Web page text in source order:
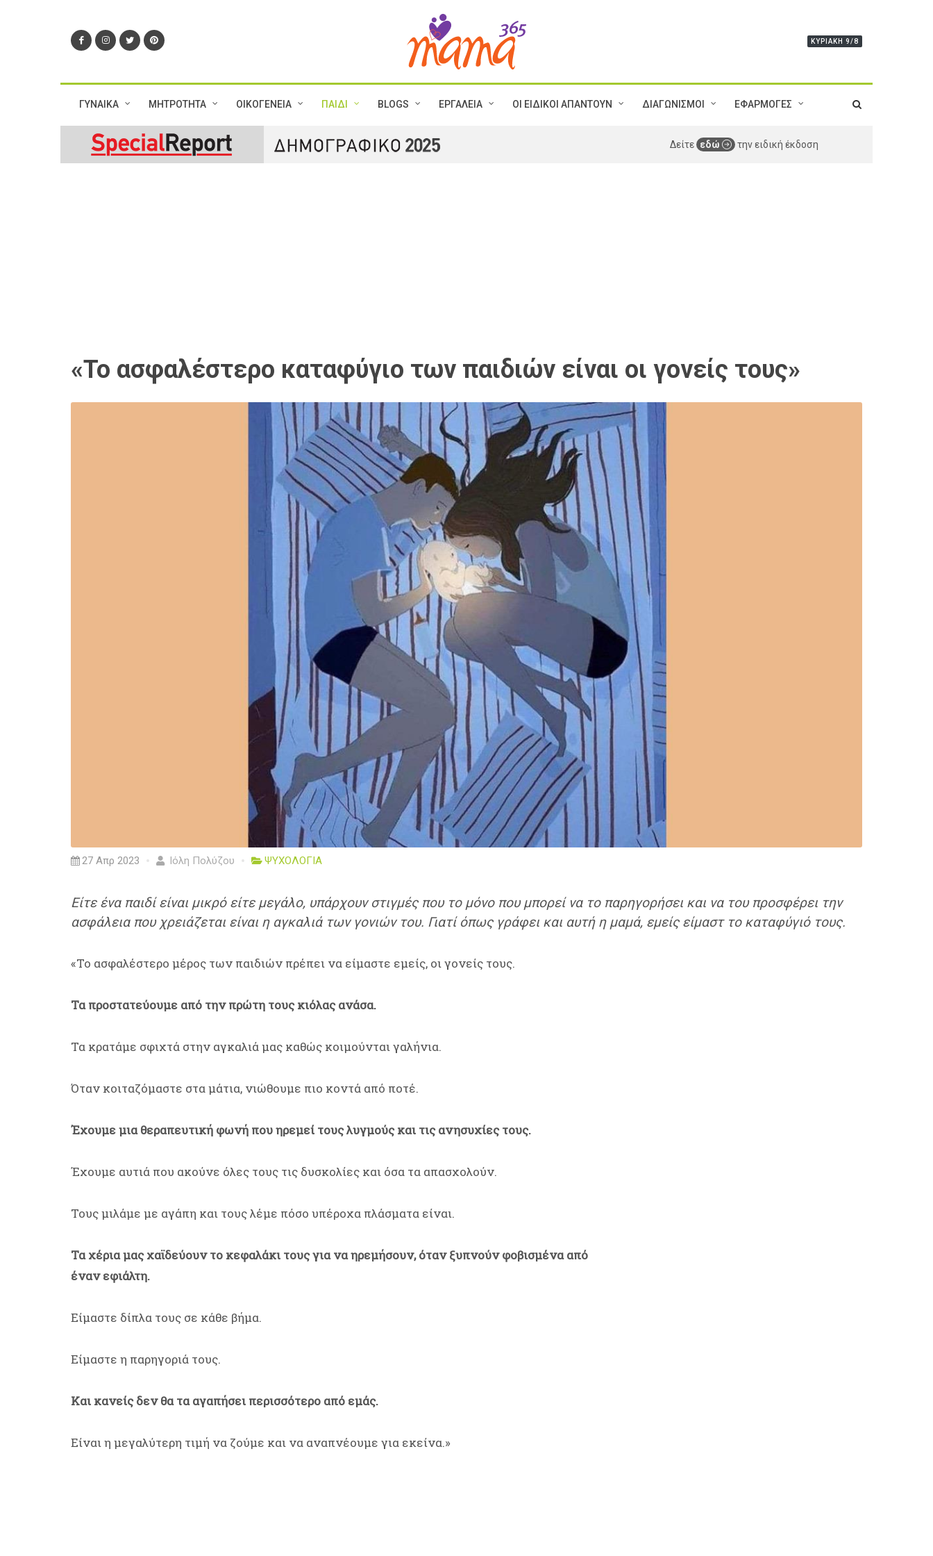
ΚΥΡΙΑΚΉ 9/8
ΓΥΝΑΙΚΑ ΜΗΤΡΟΤΗΤΑ ΟΙΚΟΓΕΝΕΙΑ ΠΑΙΔΙ BLOGS ΕΡΓΑΛΕΙΑ ΟΙ ΕΙΔΙΚΟΙ ΑΠΑΝΤΟΥΝ ΔΙΑΓΩΝΙΣΜΟΙ ΕΦΑΡΜΟΓΕΣ
Δείτε εδώ την ειδική έκδοση
«Το ασφαλέστερο καταφύγιο των παιδιών είναι οι γονείς τους»
27 Απρ 2023 Ιόλη Πολύζου ΨΥΧΟΛΟΓΙΑ
Είτε ένα παιδί είναι μικρό είτε μεγάλο, υπάρχουν στιγμές που το μόνο που μπορεί να το παρηγορήσει και να του προσφέρει την
ασφάλεια που χρειάζεται είναι η αγκαλιά των γονιών του. Γιατί όπως γράφει και αυτή η μαμά, εμείς είμαστ το καταφύγιό τους.
«Το ασφαλέστερο μέρος των παιδιών πρέπει να είμαστε εμείς, οι γονείς τους.
Τα προστατεύουμε από την πρώτη τους κιόλας ανάσα.
Τα κρατάμε σφιχτά στην αγκαλιά μας καθώς κοιμούνται γαλήνια.
Όταν κοιταζόμαστε στα μάτια, νιώθουμε πιο κοντά από ποτέ.
Έχουμε μια θεραπευτική φωνή που ηρεμεί τους λυγμούς και τις ανησυχίες τους.
Έχουμε αυτιά που ακούνε όλες τους τις δυσκολίες και όσα τα απασχολούν.
Τους μιλάμε με αγάπη και τους λέμε πόσο υπέροχα πλάσματα είναι.
Τα χέρια μας χαϊδεύουν το κεφαλάκι τους για να ηρεμήσουν, όταν ξυπνούν φοβισμένα από
έναν εφιάλτη.
Είμαστε δίπλα τους σε κάθε βήμα.
Είμαστε η παρηγοριά τους.
Και κανείς δεν θα τα αγαπήσει περισσότερο από εμάς.
Είναι η μεγαλύτερη τιμή να ζούμε και να αναπνέουμε για εκείνα.»